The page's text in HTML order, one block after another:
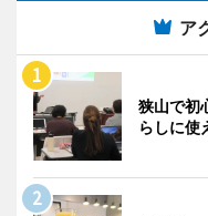
ア
狭山で初
らしに使